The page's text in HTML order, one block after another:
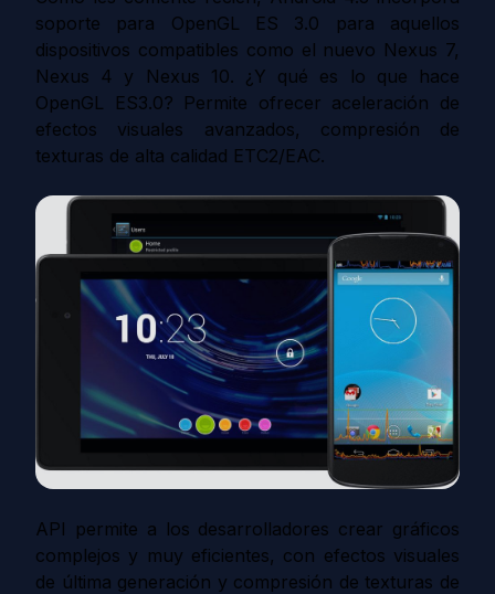
soporte para OpenGL ES 3.0 para aquellos
dispositivos compatibles como el nuevo Nexus 7,
Nexus 4 y Nexus 10. ¿Y qué es lo que hace
OpenGL ES3.0? Permite ofrecer aceleración de
efectos visuales avanzados, compresión de
texturas de alta calidad ETC2/EAC.
API permite a los desarrolladores crear gráficos
complejos y muy eficientes, con efectos visuales
de última generación y compresión de texturas de